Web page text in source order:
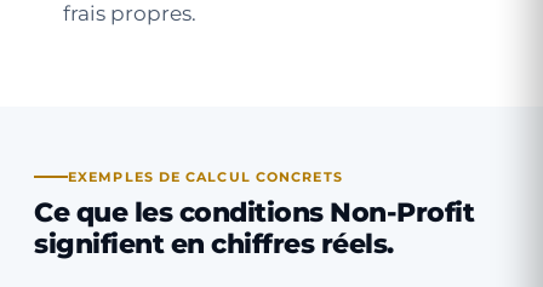
frais propres.
EXEMPLES DE CALCUL CONCRETS
Ce que les conditions Non-Profit
signifient en chiffres réels.